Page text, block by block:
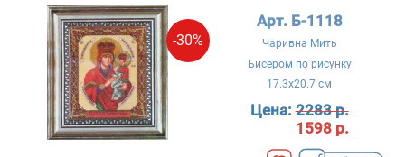
-30%
Арт. Б-1118
Чаривна Мить
Бисером по рисунку
17.3x20.7 см
Цена:2283 р.
1598 р.